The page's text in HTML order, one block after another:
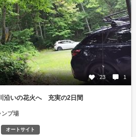
23 1
沿いの花火へ 充実の2日間
ンプ場
オートサイト